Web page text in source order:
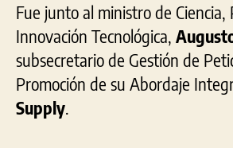
Fue junto al ministro de Ciencia,
Innovación Tecnológica,
subsecretario de Gestión de
Promoción de su Abordaje
Supply.